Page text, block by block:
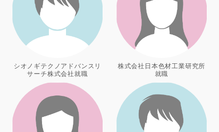
シオノギテクノアドバンスリ
サーチ株式会社就職
株式会社日本色材工業研究所
就職